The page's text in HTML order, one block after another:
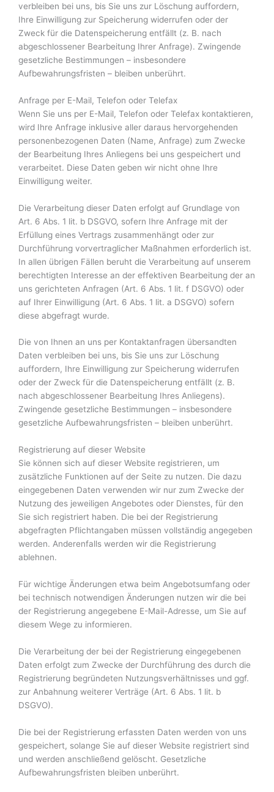
verbleiben bei uns, bis Sie uns zur Löschung auffordern,
Ihre Einwilligung zur Speicherung widerrufen oder der
Zweck für die Datenspeicherung entfällt (z. B. nach
abgeschlossener Bearbeitung Ihrer Anfrage). Zwingende
gesetzliche Bestimmungen – insbesondere
Aufbewahrungsfristen – bleiben unberührt.
Anfrage per E-Mail, Telefon oder Telefax
Wenn Sie uns per E-Mail, Telefon oder Telefax kontaktieren,
wird Ihre Anfrage inklusive aller daraus hervorgehenden
personenbezogenen Daten (Name, Anfrage) zum Zwecke
der Bearbeitung Ihres Anliegens bei uns gespeichert und
verarbeitet. Diese Daten geben wir nicht ohne Ihre
Einwilligung weiter.
Die Verarbeitung dieser Daten erfolgt auf Grundlage von
Art. 6 Abs. 1 lit. b DSGVO, sofern Ihre Anfrage mit der
Erfüllung eines Vertrags zusammenhängt oder zur
Durchführung vorvertraglicher Maßnahmen erforderlich ist.
In allen übrigen Fällen beruht die Verarbeitung auf unserem
berechtigten Interesse an der effektiven Bearbeitung der an
uns gerichteten Anfragen (Art. 6 Abs. 1 lit. f DSGVO) oder
auf Ihrer Einwilligung (Art. 6 Abs. 1 lit. a DSGVO) sofern
diese abgefragt wurde.
Die von Ihnen an uns per Kontaktanfragen übersandten
Daten verbleiben bei uns, bis Sie uns zur Löschung
auffordern, Ihre Einwilligung zur Speicherung widerrufen
oder der Zweck für die Datenspeicherung entfällt (z. B.
nach abgeschlossener Bearbeitung Ihres Anliegens).
Zwingende gesetzliche Bestimmungen – insbesondere
gesetzliche Aufbewahrungsfristen – bleiben unberührt.
Registrierung auf dieser Website
Sie können sich auf dieser Website registrieren, um
zusätzliche Funktionen auf der Seite zu nutzen. Die dazu
eingegebenen Daten verwenden wir nur zum Zwecke der
Nutzung des jeweiligen Angebotes oder Dienstes, für den
Sie sich registriert haben. Die bei der Registrierung
abgefragten Pflichtangaben müssen vollständig angegeben
werden. Anderenfalls werden wir die Registrierung
ablehnen.
Für wichtige Änderungen etwa beim Angebotsumfang oder
bei technisch notwendigen Änderungen nutzen wir die bei
der Registrierung angegebene E-Mail-Adresse, um Sie auf
diesem Wege zu informieren.
Die Verarbeitung der bei der Registrierung eingegebenen
Daten erfolgt zum Zwecke der Durchführung des durch die
Registrierung begründeten Nutzungsverhältnisses und ggf.
zur Anbahnung weiterer Verträge (Art. 6 Abs. 1 lit. b
DSGVO).
Die bei der Registrierung erfassten Daten werden von uns
gespeichert, solange Sie auf dieser Website registriert sind
und werden anschließend gelöscht. Gesetzliche
Aufbewahrungsfristen bleiben unberührt.